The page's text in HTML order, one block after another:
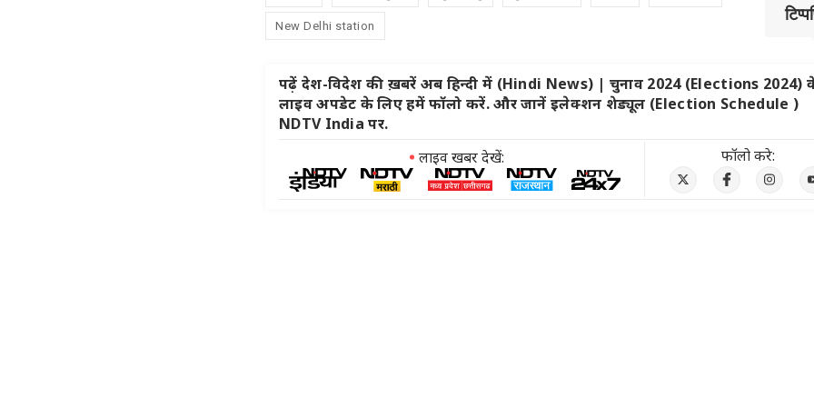
New Delhi station
पढ़ें देश-विदेश की ख़बरें अब हिन्दी में (Hindi News) | चुनाव 2024 (Elections 2024)
लाइव अपडेट के लिए हमें फॉलो करें. और जानें इलेक्शन शेड्यूल (Election Schedule )
NDTV India पर.
लाइव खबर देखें:
फॉलो करे: